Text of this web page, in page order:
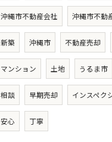
沖縄市不動産会社 沖縄市不動
新築 沖縄市 不動産売却
マンション 土地 うるま市
相談 早期売却 インスペク
安心 丁寧